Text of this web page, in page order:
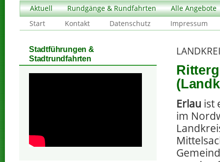
Aktuell Rundgänge & Rundfahrten
Alle Angebote
Start
Kontakt Datenschutz Impressum
Erlau ist
im
Stadtführungen &
Stadtrundfahrten